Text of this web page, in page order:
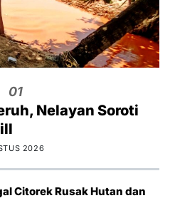
01
Nelayan Soroti
2026
Citorek Rusak Hutan dan